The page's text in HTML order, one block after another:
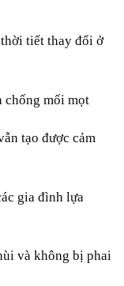
tiết thay đổi ở
chống mối mọt
tạo được cảm
gia đình lựa
và không bị phai